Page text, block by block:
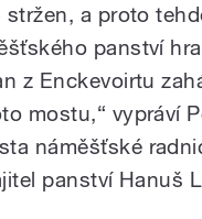
stržen, a proto
panství
z Enckevoirtu
mostu,“ vypráví
náměšťské
panství Hanuš